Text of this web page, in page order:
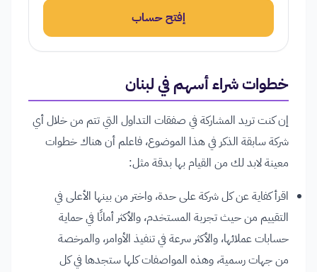
إفتح حساب
خطوات شراء أسهم في لبنان
إن كنت تريد المشاركة في صفقات التداول التي تتم من خلال أي
شركة سابقة الذكر في هذا الموضوع، فاعلم أن هناك خطوات
معينة لابد لك من القيام بها بدقة مثل:
اقرأ كفاية عن كل شركة على حدة، واختر من بينها الأعلى في
التقييم من حيث تجربة المستخدم، والأكثر أمانًا في حماية
حسابات عملائها، والأكثر سرعة في تنفيذ الأوامر، والمرخصة
من جهات رسمية، وهذه المواصفات كلها ستجدها في كل